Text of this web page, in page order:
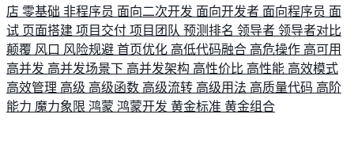
店 零基础 非程序员 面向二次开发 面向开发者 面向程序员 面
试 页面搭建 项目交付 项目团队 预测排名 领导者 领导者对比
颠覆 风口 风险规避 首页优化 高低代码融合 高危操作 高可用
高并发 高并发场景下 高并发架构 高性价比 高性能 高效模式
高效管理 高级 高级函数 高级流转 高级用法 高质量代码 高阶
能力 魔力象限 鸿蒙 鸿蒙开发 黄金标准 黄金组合